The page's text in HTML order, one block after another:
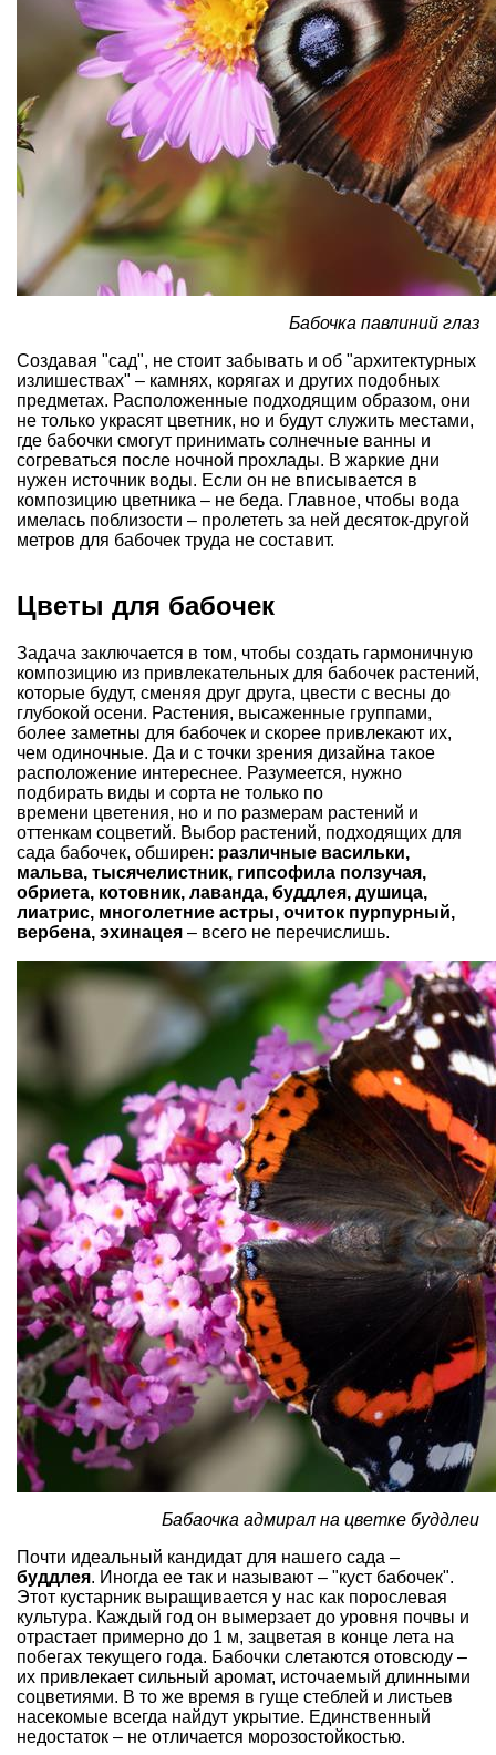
Бабочка павлиний глаз
Создавая "сад", не стоит забывать и об "архитектурных
излишествах" – камнях, корягах и других подобных
предметах. Расположенные подходящим образом, они
не только украсят цветник, но и будут служить местами,
где бабочки смогут принимать солнечные ванны и
согреваться после ночной прохлады. В жаркие дни
нужен источник воды. Если он не вписывается в
композицию цветника – не беда. Главное, чтобы вода
имелась поблизости – пролететь за ней десяток-другой
метров для бабочек труда не составит.
Цветы для бабочек
Задача заключается в том, чтобы создать гармоничную
композицию из привлекательных для бабочек растений,
которые будут, сменяя друг друга, цвести с весны до
глубокой осени. Растения, высаженные группами,
более заметны для бабочек и скорее привлекают их,
чем одиночные. Да и с точки зрения дизайна такое
расположение интереснее. Разумеется, нужно
подбирать виды и сорта не только по
времени цветения, но и по размерам растений и
оттенкам соцветий. Выбор растений, подходящих для
сада бабочек, обширен: различные васильки,
мальва, тысячелистник, гипсофила ползучая,
обриета, котовник, лаванда, буддлея, душица,
лиатрис, многолетние астры, очиток пурпурный,
вербена, эхинацея – всего не перечислишь.
Бабаочка адмирал на цветке буддлеи
Почти идеальный кандидат для нашего сада –
буддлея. Иногда ее так и называют – "куст бабочек".
Этот кустарник выращивается у нас как порослевая
культура. Каждый год он вымерзает до уровня почвы и
отрастает примерно до 1 м, зацветая в конце лета на
побегах текущего года. Бабочки слетаются отовсюду –
их привлекает сильный аромат, источаемый длинными
соцветиями. В то же время в гуще стеблей и листьев
насекомые всегда найдут укрытие. Единственный
недостаток – не отличается морозостойкостью.